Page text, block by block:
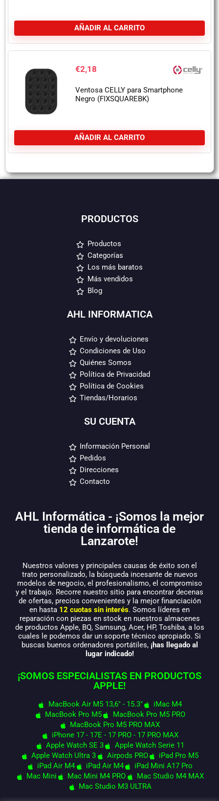
AÑADIR AL CARRITO
€2,18
Ventosa CELLY para Smartphone
Negro (FIXSQUAREBK)
AÑADIR AL CARRITO
PRODUCTOS
Productos
Categorías
Los más baratos
Más vendidos
Blog
AHL INFORMATICA
Envío y devoluciones
Condiciones de Uso
Quiénes Somos
Política de Privacidad
Política de Cookies
Tiendas/Horarios
SU CUENTA
Información Personal
Pedidos
Direcciones
Contacto
AHL Informática - ¡Somos la mejor
tienda de informática de
Lanzarote!
Nuestros valores y principales causas de éxito son el
trato personalizado, la búsqueda incesante de nuevos
modelos de negocio, el profesionalismo, el compromiso
y el trabajo. Recorre nuestro sitio para encontrar decenas
de ofertas, precios convenientes y la mejor financiación
en hasta 12 cuotas sin interés. Somos líderes en
reparación con piezas en stock en nuestros almacenes
de productos Apple, BQ, Samsung, Acer, HP, Toshiba, a los
cuales le podemos dar un soporte técnico apropiado. Si
buscas buenos ordenadores portátiles, ¡has llegado al
lugar indicado!
¡SOMOS ESPECIALISTAS EN PRODUCTOS
APPLE!
MacBook Air M5 13,6" - 15.3"
iMac M4
MacBook Pro M5
MacBook Pro M5 PRO
MacBook Pro M5 PRO MAX
iPhone 17 - 17E - 17 PRO - 17 PRO MAX
Apple Watch SE 3
Apple Watch Serie 11
Apple Watch Ultra 3
Airpods PRO
iPad Pro M5
iPad Air M4
iPad Air M4
iPad Mini A17 Pro
Mac Mini
Mac Mini M4 PRO
Mac Studio M4 MAX
Mac Studio M3 ULTRA